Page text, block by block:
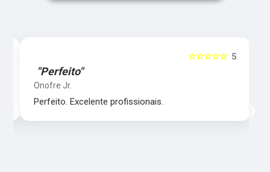
5
☆☆☆☆☆
"Perfeito"
Onofre Jr.
Perfeito. Excelente profissionais.
‹